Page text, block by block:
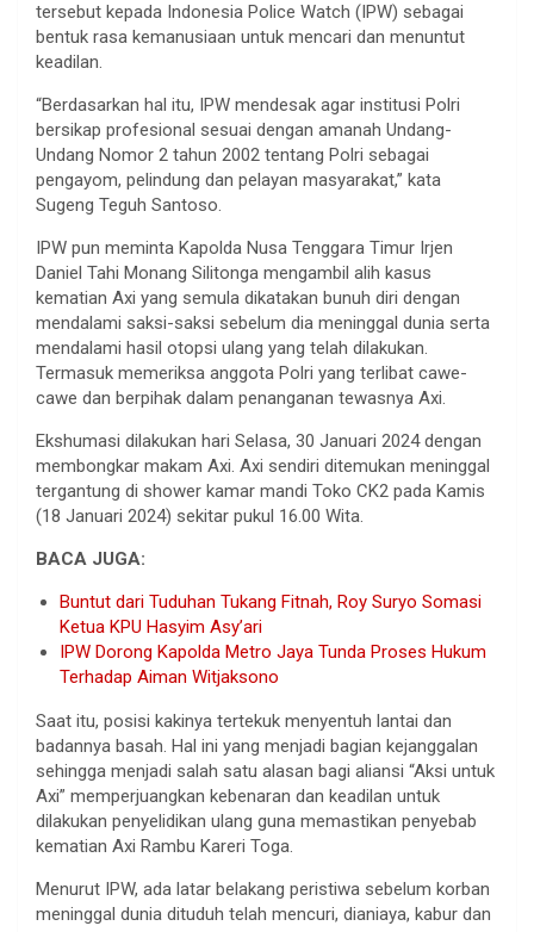
tersebut kepada Indonesia Police Watch (IPW) sebagai
bentuk rasa kemanusiaan untuk mencari dan menuntut
keadilan.
“Berdasarkan hal itu, IPW mendesak agar institusi Polri
bersikap profesional sesuai dengan amanah Undang-
Undang Nomor 2 tahun 2002 tentang Polri sebagai
pengayom, pelindung dan pelayan masyarakat,” kata
Sugeng Teguh Santoso.
IPW pun meminta Kapolda Nusa Tenggara Timur Irjen
Daniel Tahi Monang Silitonga mengambil alih kasus
kematian Axi yang semula dikatakan bunuh diri dengan
mendalami saksi-saksi sebelum dia meninggal dunia serta
mendalami hasil otopsi ulang yang telah dilakukan.
Termasuk memeriksa anggota Polri yang terlibat cawe-
cawe dan berpihak dalam penanganan tewasnya Axi.
Ekshumasi dilakukan hari Selasa, 30 Januari 2024 dengan
membongkar makam Axi. Axi sendiri ditemukan meninggal
tergantung di shower kamar mandi Toko CK2 pada Kamis
(18 Januari 2024) sekitar pukul 16.00 Wita.
BACA JUGA:
Buntut dari Tuduhan Tukang Fitnah, Roy Suryo Somasi
Ketua KPU Hasyim Asy’ari
IPW Dorong Kapolda Metro Jaya Tunda Proses Hukum
Terhadap Aiman Witjaksono
Saat itu, posisi kakinya tertekuk menyentuh lantai dan
badannya basah. Hal ini yang menjadi bagian kejanggalan
sehingga menjadi salah satu alasan bagi aliansi “Aksi untuk
Axi” memperjuangkan kebenaran dan keadilan untuk
dilakukan penyelidikan ulang guna memastikan penyebab
kematian Axi Rambu Kareri Toga.
Menurut IPW, ada latar belakang peristiwa sebelum korban
meninggal dunia dituduh telah mencuri, dianiaya, kabur dan